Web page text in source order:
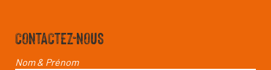
CONTACTEZ-NOUS
Nom & Prénom